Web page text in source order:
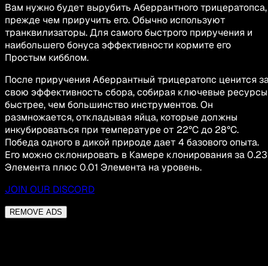
Вам нужно будет вырубить Аберрантного трицератопса,
прежде чем приручить его. Обычно используют
транквилизаторы. Для самого быстрого приручения и
наибольшего бонуса эффективности кормите его
Простым кибблом.
После приручения Аберрантный трицератопс ценится
свою эффективность сбора, собирая ключевые ресурсы
быстрее, чем большинство инструментов. Он
размножается, откладывая яйца, которые должны
инкубироваться при температуре от 22°C до 28°C.
Победа одного в дикой природе дает 4 базового опыта.
Его можно склонировать в Камере клонирования за 0.23
Элемента плюс 0.01 Элемента на уровень.
JOIN OUR DISCORD
REMOVE ADS